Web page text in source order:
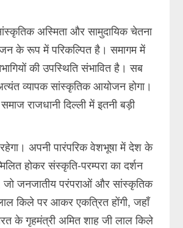
अस्मिता और सामुदायिक चेतना
के रूप में परिकल्पित है। समागम में
की उपस्थिति संभावित है। सब
व्यापक सांस्कृतिक आयोजन होगा।
राजधानी दिल्ली में इतनी बड़ी
अपनी पारंपरिक वेशभूषा में देश के
होकर संस्कृति-परम्परा का दर्शन
जो जनजातीय परंपराओं और सांस्कृतिक
लाल किले पर आकर एकत्रित होंगी, जहाँ
के गृहमंत्री अमित शाह जी लाल किले